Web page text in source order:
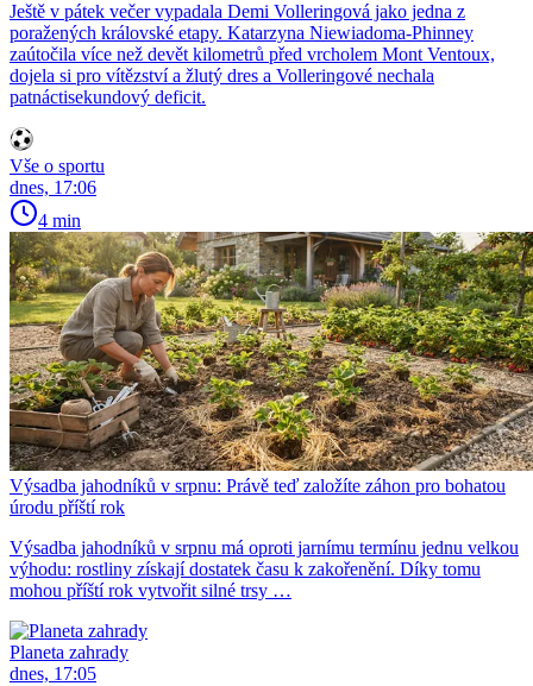
Ještě v pátek večer vypadala Demi Volleringová jako jedna z
poražených královské etapy. Katarzyna Niewiadoma-Phinney
zaútočila více než devět kilometrů před vrcholem Mont Ventoux,
dojela si pro vítězství a žlutý dres a Volleringové nechala
patnáctisekundový deficit.
Vše o sportu
dnes, 17:06
4 min
Výsadba jahodníků v srpnu: Právě teď založíte záhon pro bohatou
úrodu příští rok
Výsadba jahodníků v srpnu má oproti jarnímu termínu jednu velkou
výhodu: rostliny získají dostatek času k zakořenění. Díky tomu
mohou příští rok vytvořit silné trsy …
Planeta zahrady
dnes, 17:05